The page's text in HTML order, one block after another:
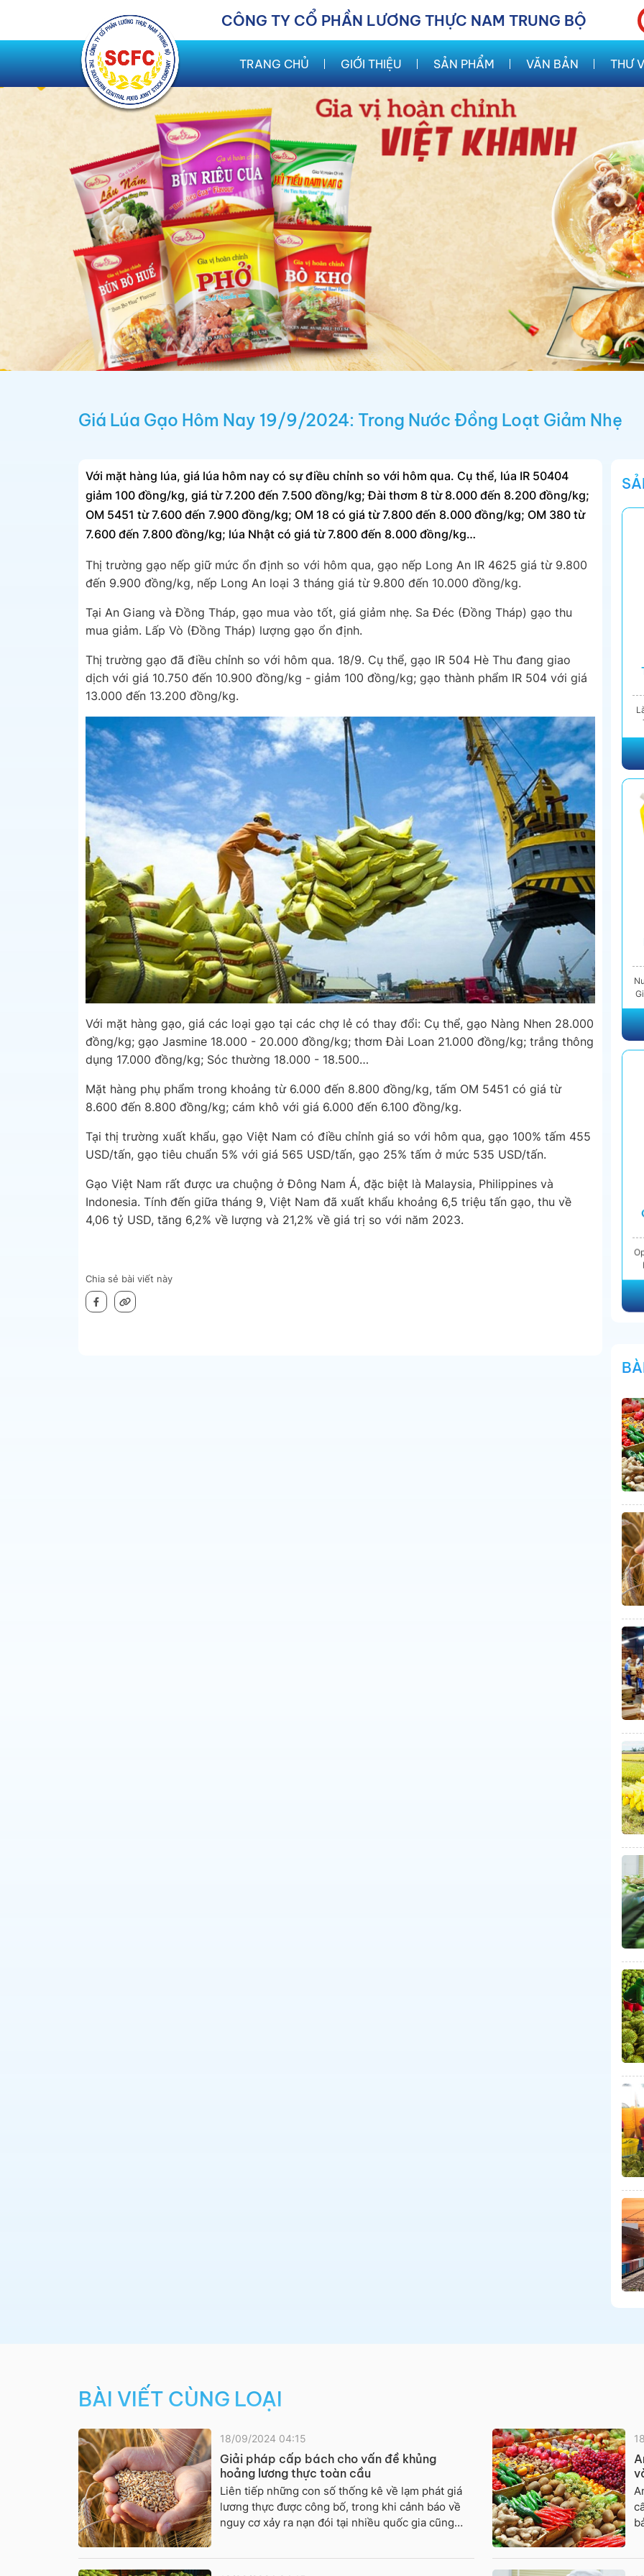
CÔNG TY CỔ PHẦN LƯƠNG THỰC NAM TRUNG BỘ
TRANG CHỦ GIỚI THIỆU SẢN PHẨM
Thực Phẩm
Gia Vị
Sản Phẩm Khô
Tiêu Dùng
Sữa
VĂN BẢN THƯ
Video
Giá Lúa Gạo Hôm Nay 19/9/2024: Trong Nước Đồng Loạt Giảm Nhẹ
Với mặt hàng lúa, giá lúa hôm nay có sự điều chỉnh so với hôm qua. Cụ thể, lúa IR 50404
giảm 100 đồng/kg, giá từ 7.200 đến 7.500 đồng/kg; Đài thơm 8 từ 8.000 đến 8.200 đồng/kg;
OM 5451 từ 7.600 đến 7.900 đồng/kg; OM 18 có giá từ 7.800 đến 8.000 đồng/kg; OM 380 từ
7.600 đến 7.800 đồng/kg; lúa Nhật có giá từ 7.800 đến 8.000 đồng/kg…
Thị trường gạo nếp giữ mức ổn định so với hôm qua, gạo nếp Long An IR 4625 giá từ 9.800
đến 9.900 đồng/kg, nếp Long An loại 3 tháng giá từ 9.800 đến 10.000 đồng/kg.
Tại An Giang và Đồng Tháp, gạo mua vào tốt, giá giảm nhẹ. Sa Đéc (Đồng Tháp) gạo thu
mua giảm. Lấp Vò (Đồng Tháp) lượng gạo ổn định.
Thị trường gạo đã điều chỉnh so với hôm qua. 18/9. Cụ thể, gạo IR 504 Hè Thu đang giao
dịch với giá 10.750 đến 10.900 đồng/kg - giảm 100 đồng/kg; gạo thành phẩm IR 504 với giá
13.000 đến 13.200 đồng/kg.
Với mặt hàng gạo, giá các loại gạo tại các chợ lẻ có thay đổi: Cụ thể, gạo Nàng Nhen 28.000
đồng/kg; gạo Jasmine 18.000 - 20.000 đồng/kg; thơm Đài Loan 21.000 đồng/kg; trắng thông
dụng 17.000 đồng/kg; Sóc thường 18.000 - 18.500…
Mặt hàng phụ phẩm trong khoảng từ 6.000 đến 8.800 đồng/kg, tấm OM 5451 có giá từ
8.600 đến 8.800 đồng/kg; cám khô với giá 6.000 đến 6.100 đồng/kg.
Tại thị trường xuất khẩu, gạo Việt Nam có điều chỉnh giá so với hôm qua, gạo 100% tấm 455
USD/tấn, gạo tiêu chuẩn 5% với giá 565 USD/tấn, gạo 25% tấm ở mức 535 USD/tấn.
Gạo Việt Nam rất được ưa chuộng ở Đông Nam Á, đặc biệt là Malaysia, Philippines và
Indonesia. Tính đến giữa tháng 9, Việt Nam đã xuất khẩu khoảng 6,5 triệu tấn gạo, thu về
4,06 tỷ USD, tăng 6,2% về lượng và 21,2% về giá trị so với năm 2023.
Chia sẻ bài viết này
BÀI VIẾT CÙNG LOẠI
18/09/2024 04:15
Giải pháp cấp bách cho vấn đề khủng
hoảng lương thực toàn cầu
Liên tiếp những con số thống kê về lạm phát giá
lương thực được công bố, trong khi cảnh báo về
nguy cơ xảy ra nạn đói tại nhiều quốc gia cũng